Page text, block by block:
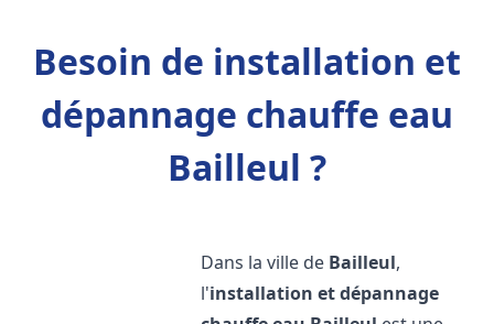
Besoin de installation et
dépannage chauffe eau
Bailleul ?
Dans la ville de Bailleul,
l'installation et dépannage